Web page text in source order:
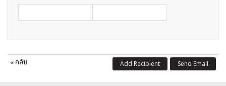
« กลับ Send Email
Add Recipient